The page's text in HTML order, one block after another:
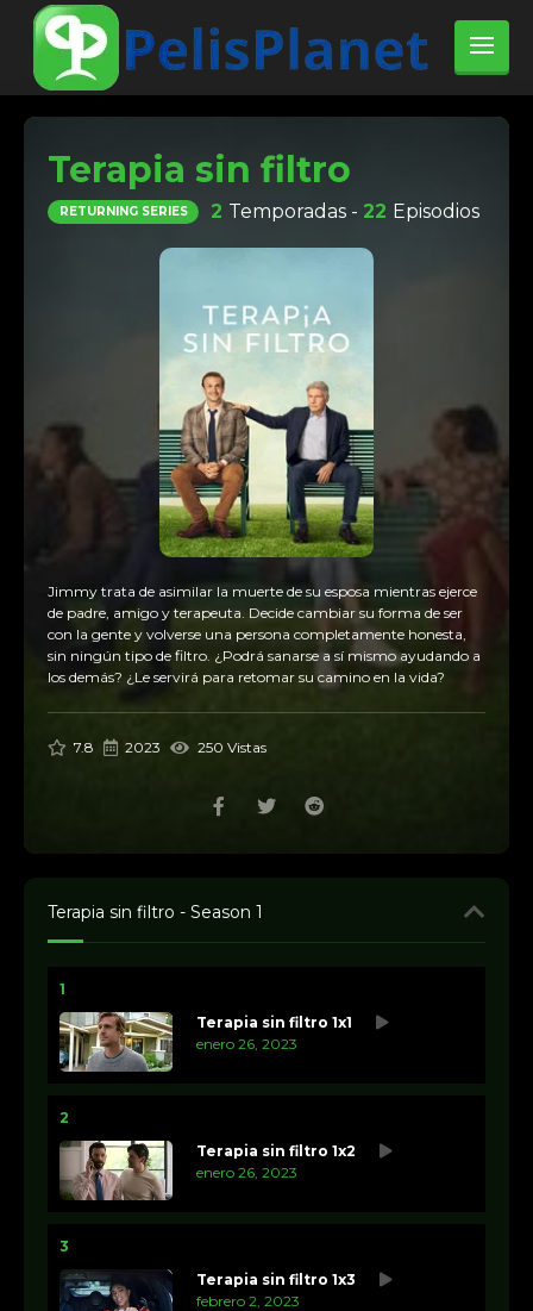
Terapia sin filtro
RETURNING SERIES 2 Temporadas - 22 Episodios
Jimmy trata de asimilar la muerte de su esposa mientras ejerce
de padre, amigo y terapeuta. Decide cambiar su forma de ser
con la gente y volverse una persona completamente honesta,
sin ningún tipo de filtro. ¿Podrá sanarse a sí mismo ayudando a
los demás? ¿Le servirá para retomar su camino en la vida?
7.8 2023 250 Vistas
Terapia sin filtro - Season 1
1
Terapia sin filtro 1x1
enero 26, 2023
2
Terapia sin filtro 1x2
enero 26, 2023
3
Terapia sin filtro 1x3
febrero 2, 2023